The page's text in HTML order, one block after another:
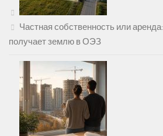
Частная собственность или
получает землю в ОЭЗ